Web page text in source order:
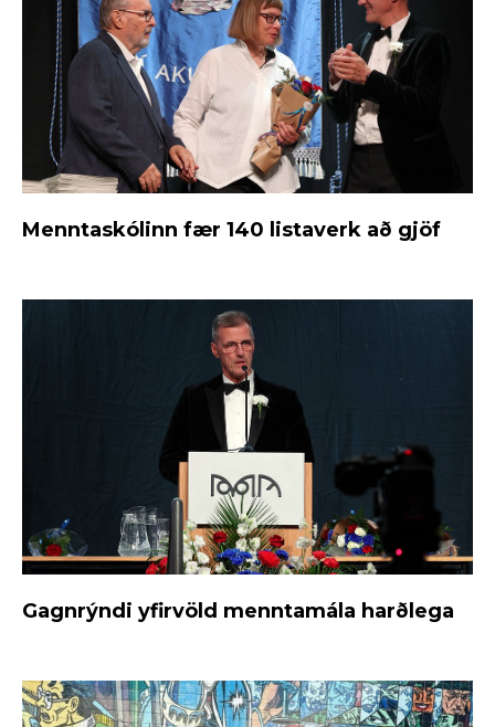
Menntaskólinn fær 140 listaverk að gjöf
Gagnrýndi yfirvöld menntamála harðlega